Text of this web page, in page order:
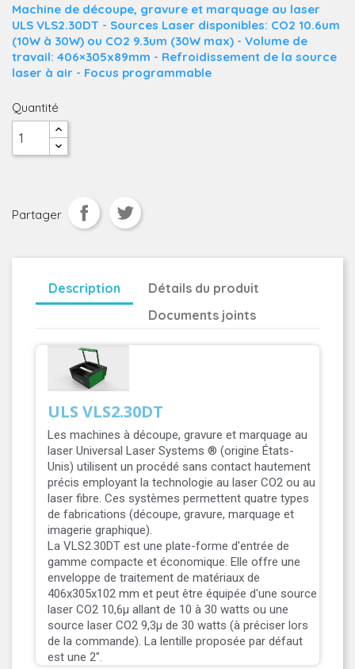
Machine de découpe, gravure et marquage au laser
ULS VLS2.30DT - Sources Laser disponibles: CO2 10.6um
(10W à 30W) ou CO2 9.3um (30W max) - Volume de
travail: 406×305x89mm - Refroidissement de la source
laser à air - Focus programmable
Quantité
Partager
Description
Détails du produit
Documents joints
ULS VLS2.30DT
Les machines à découpe, gravure et marquage au
laser Universal Laser Systems ® (origine États-
Unis) utilisent un procédé sans contact hautement
précis employant la technologie au laser CO2 ou au
laser fibre. Ces systèmes permettent quatre types
de fabrications (découpe, gravure, marquage et
imagerie graphique).
La VLS2.30DT est une plate-forme d'entrée de
gamme compacte et économique. Elle offre une
enveloppe de traitement de matériaux de
406x305x102 mm et peut être équipée d'une source
laser CO2 10,6μ allant de 10 à 30 watts ou une
source laser CO2 9,3μ de 30 watts (à préciser lors
de la commande). La lentille proposée par défaut
est une 2".